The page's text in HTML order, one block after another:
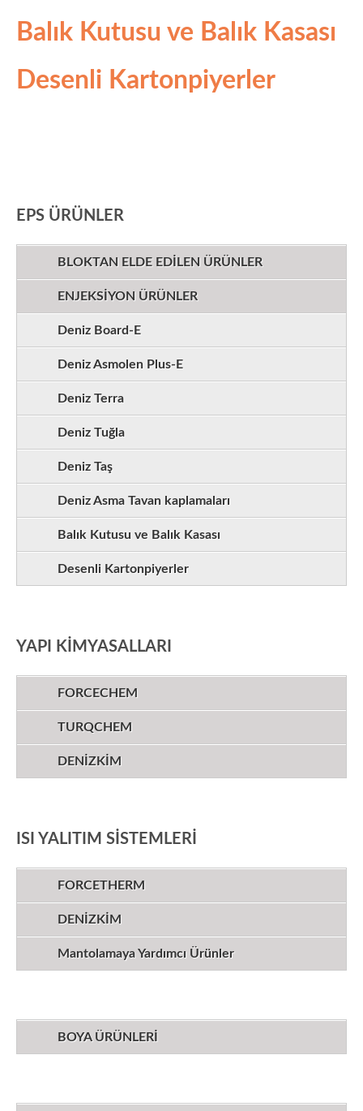
Balık Kutusu ve Balık Kasası
Desenli Kartonpiyerler
EPS ÜRÜNLER
BLOKTAN ELDE EDİLEN ÜRÜNLER
ENJEKSİYON ÜRÜNLER
Deniz Board-E
Deniz Asmolen Plus-E
Deniz Terra
Deniz Tuğla
Deniz Taş
Deniz Asma Tavan kaplamaları
Balık Kutusu ve Balık Kasası
Desenli Kartonpiyerler
YAPI KİMYASALLARI
FORCECHEM
TURQCHEM
DENİZKİM
ISI YALITIM SİSTEMLERİ
FORCETHERM
DENİZKİM
Mantolamaya Yardımcı Ürünler
BOYA ÜRÜNLERİ